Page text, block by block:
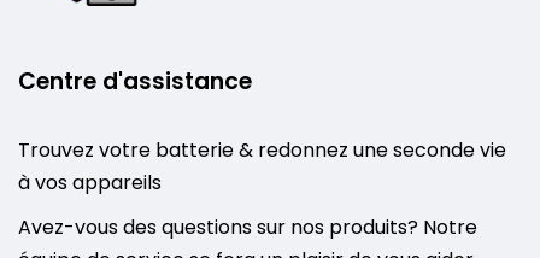
Centre d'assistance
Trouvez votre batterie & redonnez une seconde vie
à vos appareils
Avez-vous des questions sur nos produits? Notre